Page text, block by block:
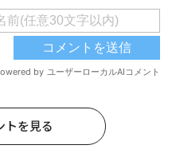
トを見る